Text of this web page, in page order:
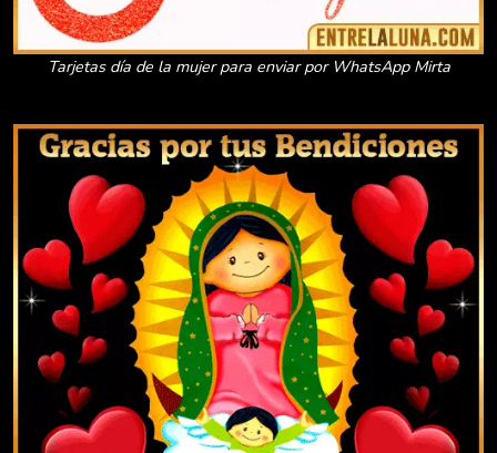
Tarjetas día de la mujer para enviar por WhatsApp Mirta